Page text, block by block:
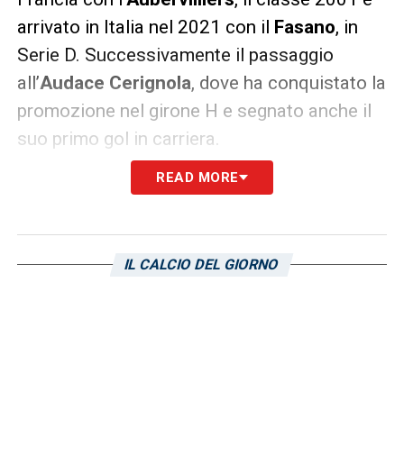
arrivato in Italia nel 2021 con il Fasano, in
Serie D. Successivamente il passaggio
all’Audace Cerignola, dove ha conquistato la
promozione nel girone H e segnato anche il
suo primo gol in carriera.
Nel 2022 è arrivata la chiamata del
una prima stagione da 21 presenze,Dorval
ha trovato maggiore continuità nell’annata
READ MORE
IL CALCIO DEL GIORNO